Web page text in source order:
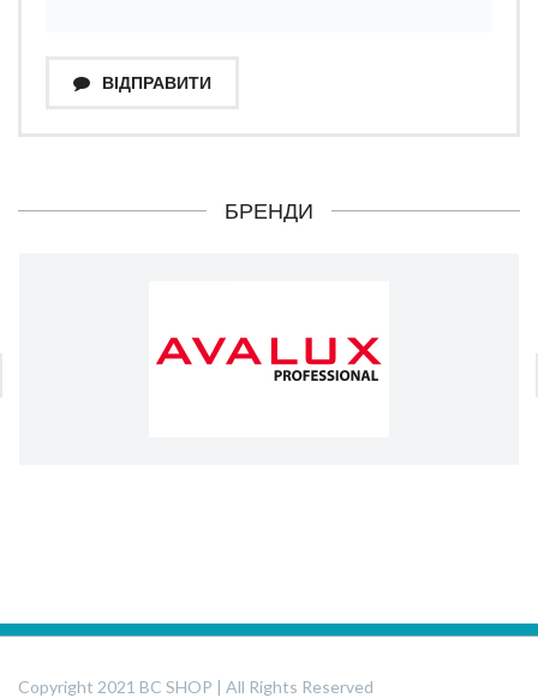
ВІДПРАВИТИ
БРЕНДИ
Copyright 2021 BC SHOP | All Rights Reserved